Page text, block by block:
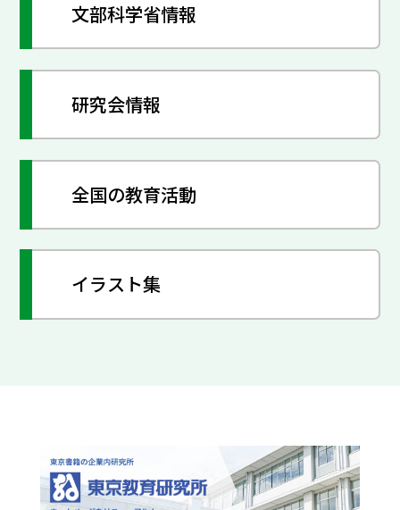
文部科学省情報
研究会情報
全国の教育活動
イラスト集